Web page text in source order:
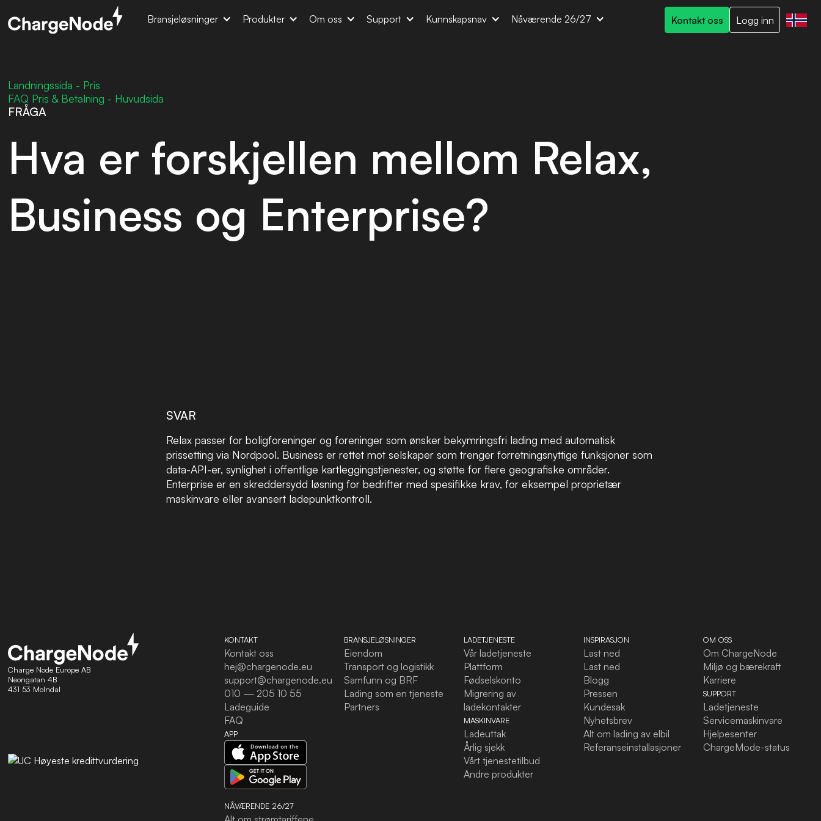
Bransjeløsninger Produkter Om oss Support Kunnskapsnav Nåværende 26/27 Kontakt oss Logg inn
Landningssida - Pris
FAQ Pris & Betalning - Huvudsida
FRÅGA
Hva er forskjellen mellom Relax,
Business og Enterprise?
SVAR
Relax passer for boligforeninger og foreninger som ønsker bekymringsfri lading med automatisk
prissetting via Nordpool. Business er rettet mot selskaper som trenger forretningsnyttige funksjoner som
data-API-er, synlighet i offentlige kartleggingstjenester, og støtte for flere geografiske områder.
Enterprise er en skreddersydd løsning for bedrifter med spesifikke krav, for eksempel proprietær
maskinvare eller avansert ladepunktkontroll.
Charge Node Europe AB
Neongatan 4B
431 53 Molndal
KONTAKT
Kontakt oss
hej@chargenode.eu
support@chargenode.eu
010 — 205 10 55
Ladeguide
FAQ
APP
BRANSJELØSNINGER
Eiendom
Transport og logistikk
Samfunn og BRF
Lading som en tjeneste
Partners
LADETJENESTE
Vår ladetjeneste
Plattform
Fødselskonto
Migrering av
ladekontakter
MASKINVARE
Ladeuttak
Årlig sjekk
Vårt tjenestetilbud
Andre produkter
INSPIRASJON
Last ned
Last ned
Blogg
Pressen
Kundesak
Nyhetsbrev
Alt om lading av elbil
Referanseinstallasjoner
OM OSS
Om ChargeNode
Miljø og bærekraft
Karriere
SUPPORT
Ladetjeneste
Servicemaskinvare
Hjelpesenter
ChargeMode-status
NÅVÆRENDE 26/27